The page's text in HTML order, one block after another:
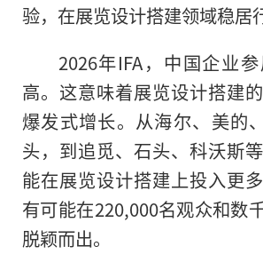
验，在展览设计搭建领域稳居
2026年IFA，中国企业
高。这意味着展览设计搭建
爆发式增长。从海尔、美的
头，到追觅、石头、科沃斯
能在展览设计搭建上投入更
有可能在220,000名观众和数
脱颖而出。